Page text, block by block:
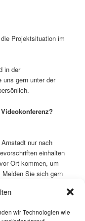
wir Technologien wie
Projektsituation im
in der
uns gern unter der
nur nach
einhalten
Ort kommen, um
Sie sich gern
können.